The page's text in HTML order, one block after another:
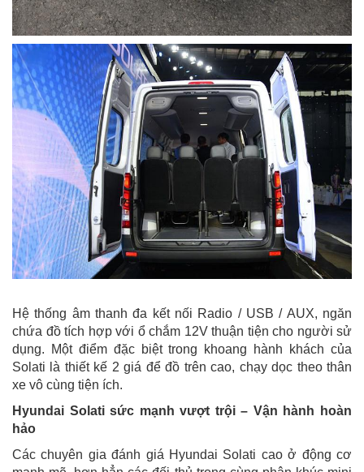
Hệ thống âm thanh đa kết nối Radio / USB / AUX, ngăn
chứa đồ tích hợp với ổ chắm 12V thuận tiện cho người sử
dụng. Một điểm đặc biệt trong khoang hành khách của
Solati là thiết kế 2 giá để đồ trên cao, chạy dọc theo thân
xe vô cùng tiện ích.
Hyundai Solati sức mạnh vượt trội – Vận hành hoàn
hảo
Các chuyên gia đánh giá Hyundai Solati cao ở động cơ